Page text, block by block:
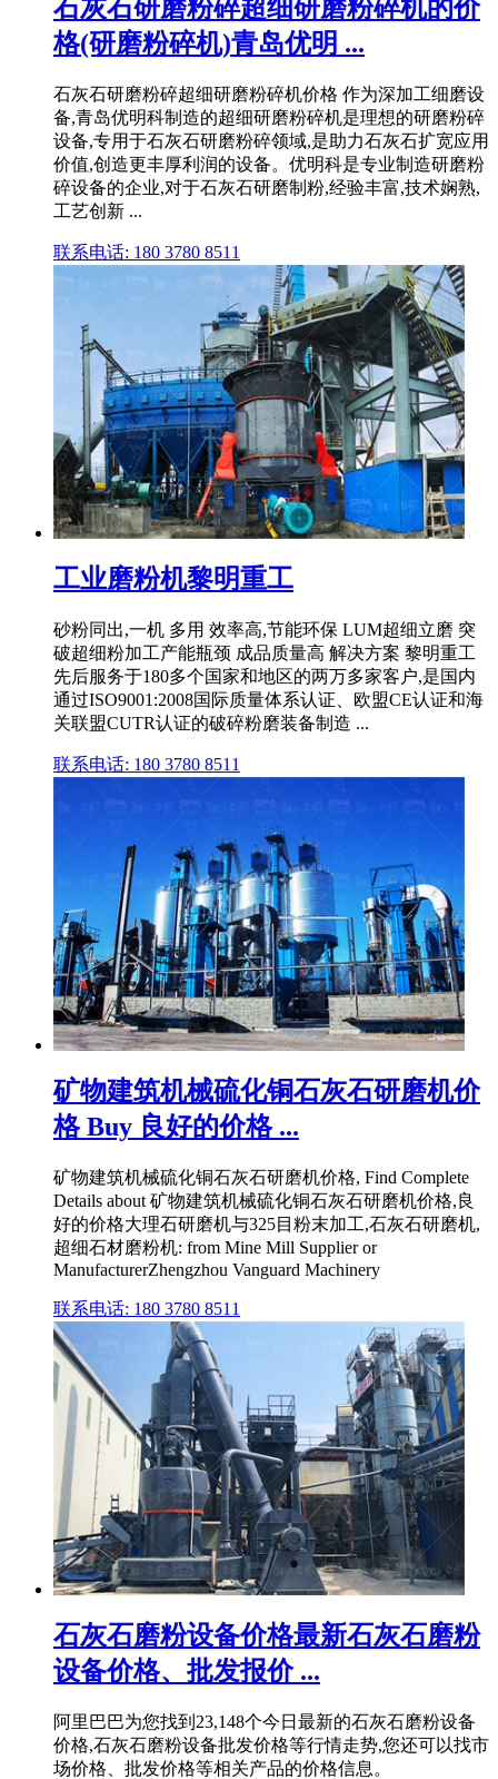
石灰石研磨粉碎超细研磨粉碎机的价
格(研磨粉碎机)青岛优明 ...
石灰石研磨粉碎超细研磨粉碎机价格 作为深加工细磨设
备,青岛优明科制造的超细研磨粉碎机是理想的研磨粉碎
设备,专用于石灰石研磨粉碎领域,是助力石灰石扩宽应用
价值,创造更丰厚利润的设备。优明科是专业制造研磨粉
碎设备的企业,对于石灰石研磨制粉,经验丰富,技术娴熟,
工艺创新 ...
联系电话: 180 3780 8511
工业磨粉机黎明重工
砂粉同出,一机 多用 效率高,节能环保 LUM超细立磨 突
破超细粉加工产能瓶颈 成品质量高 解决方案 黎明重工
先后服务于180多个国家和地区的两万多家客户,是国内
通过ISO9001:2008国际质量体系认证、欧盟CE认证和海
关联盟CUTR认证的破碎粉磨装备制造 ...
联系电话: 180 3780 8511
矿物建筑机械硫化铜石灰石研磨机价
格 Buy 良好的价格 ...
矿物建筑机械硫化铜石灰石研磨机价格, Find Complete
Details about 矿物建筑机械硫化铜石灰石研磨机价格,良
好的价格大理石研磨机与325目粉末加工,石灰石研磨机,
超细石材磨粉机: from Mine Mill Supplier or
ManufacturerZhengzhou Vanguard Machinery
联系电话: 180 3780 8511
石灰石磨粉设备价格最新石灰石磨粉
设备价格、批发报价 ...
阿里巴巴为您找到23,148个今日最新的石灰石磨粉设备
价格,石灰石磨粉设备批发价格等行情走势,您还可以找市
场价格、批发价格等相关产品的价格信息。